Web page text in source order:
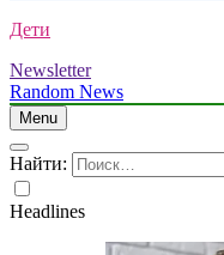
Дети
Newsletter
Random News
Menu
Найти:
Headlines